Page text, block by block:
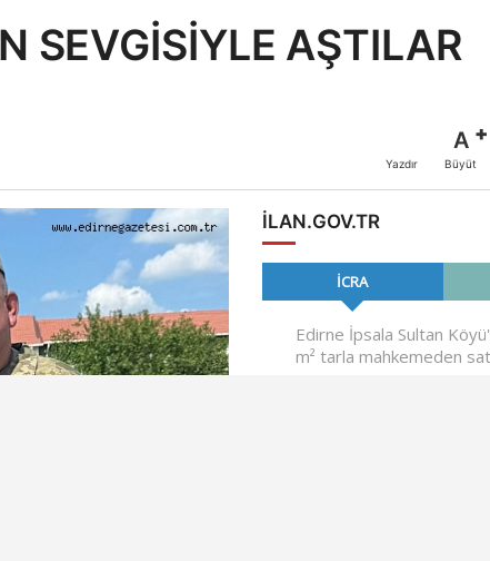
SEVGİSİYLE AŞTILAR
Yazdır
A
Büyüt
ILAN.GOV.TR